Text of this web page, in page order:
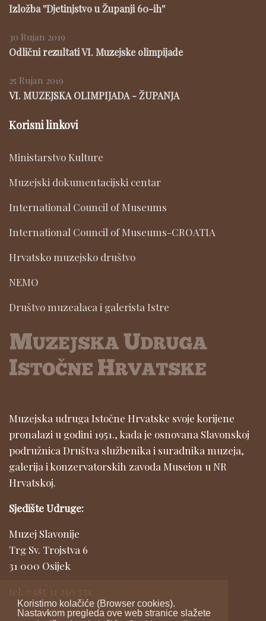
Koristimo kolačiće (Browser cookies).
Nastavkom pregleda ove web stranice slažete
Izložba ''Djetinjstvo u Županji 60-ih''
30 Rujan 2019
Odlični rezultati VI. Muzejske olimpijade
25 Rujan 2019
VI. MUZEJSKA OLIMPIJADA - ŽUPANJA
Korisni linkovi
Ministarstvo Kulture
Muzejski dokumentacijski centar
International Council of Museums
International Council of Museums-CROATIA
Hrvatsko muzejsko društvo
NEMO
Društvo muzealaca i galerista Istre
Muzejska udruga Istočne Hrvatske svoje korijene
pronalazi u godini 1951., kada je osnovana Slavonskoj
podružnica Društva službenika i suradnika muzeja,
galerija i konzervatorskih zavoda Museion u NR
Hrvatskoj.
Sjedište Udruge:
Muzej Slavonije
Trg Sv. Trojstva 6
31 000 Osijek